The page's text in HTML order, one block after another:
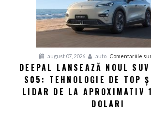
august 07, 2026 auto Comentariile
DEEPAL LANSEAZĂ NOUL
S05: TEHNOLOGIE DE TOP
LIDAR DE LA APROXIMATIV
DOLARI